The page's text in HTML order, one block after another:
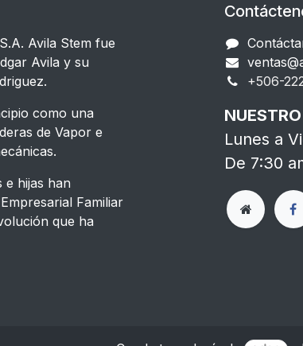
Avila Stem fue
Avila y su
como una
de Vapor e
e hijas han
Familiar
que ha
+506-
Lunes a
De 7:30